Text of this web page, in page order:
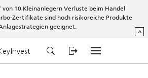
von 10 Kleinanlegern Verluste beim Handel
Zertifikate sind hoch risikoreiche Produkte
geeignet.
^